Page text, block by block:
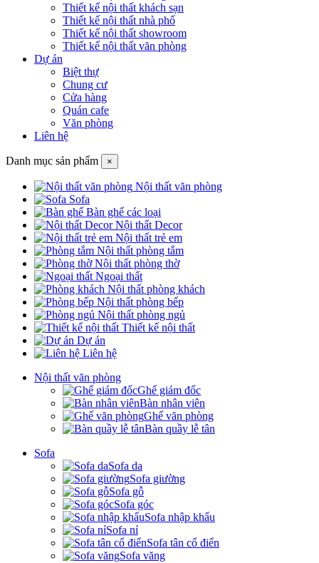
Thiết kế nội thất khách sạn
Thiết kế nội thất nhà phố
Thiết kế nội thất showroom
Thiết kế nội thất văn phòng
Dự án
Biệt thự
Chung cư
Cửa hàng
Quán cafe
Văn phòng
Liên hệ
Danh mục sản phẩm ×
Nội thất văn phòng
Sofa
Bàn ghế các loại
Nội thất Decor
Nội thất trẻ em
Nội thất phòng tắm
Nội thất phòng thờ
Ngoại thất
Nội thất phòng khách
Nội thất phòng bếp
Nội thất phòng ngủ
Thiết kế nội thất
Dự án
Liên hệ
Nội thất văn phòng
Ghế giám đốc
Bàn nhân viên
Ghế văn phòng
Bàn quầy lễ tân
Sofa
Sofa da
Sofa giường
Sofa gỗ
Sofa góc
Sofa nhập khẩu
Sofa nỉ
Sofa tân cổ điển
Sofa văng